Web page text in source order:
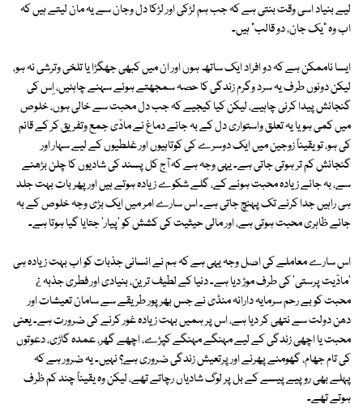
لیے بنیاد اسی وقت بنتی ہے کہ جب ہم لڑکی اور لڑکا دل وجان سے یہ مان لیتے ہیں کہ
اب وہ "یک جان، دو قالب" ہیں۔
ایسا ناممکن ہے کہ دو افراد ایک ساتھ ہوں اور ان میں کبھی جھگڑا یا تلخی وترشی نہ ہو،
لیکن دونوں طرف یہ سرد وگرم زندگی کا حصہ سمجھتے ہوئے سہنے چاہئیں، اِس کی
گنجائش پیدا کرنی چاہیے، لیکن کیا کیجیے کہ جب دل محبت سے خالی ہوں، خلوص
میں کمی ہو یا یہ تعلق واستواری دل کے بہ جائے دماغ نے مادّی جمع وتفریق کر کے قائم
کی ہو، تو یقیناً زوجین میں ایک دوسرے کی کوتاہیوں اور غلطیوں کے لیے سہار اور
گنجائش کم تر ہوتی جاتی ہے۔ یہی وجہ ہے کہ آج کل پسند کی شادیوں کا چلن بڑھنے
سے، بہ جائے زیادہ محبت ہونے کے، گلے شکوے زیادہ ہوتے ہیں اور پھر بات بہت جلد
ہی راہیں جدا کرنے تک پہنچ جاتی ہے۔ اس سارے امر میں ایک بڑی وجہ خلوص کے بہ
جائے ظاہری محبت ہوتی ہے، اور مالی حیثیت کی کشش کو 'پیار' جتایا گیا ہوتا ہے۔
اس سارے معاملے کی اصل وجہ یہی ہے کہ ہم نے انسانی جذبات کو اب بہت زیادہ ہی
'مادّیت پرستی' کی طرف موڑ دیا ہے۔ دنیا کے لطیف ترین، بنیادی اور فطری جذبہ ¿
محبت کو بے رحم سرمایہ دارانہ منڈی نے جس بھرپور طریقے سے سامان تعیشات اور
دھن دولت سے نتھی کر دیا ہے، اس پر ہمیں بہت زیادہ غور کرنے کی ضرورت ہے۔ یعنی
محبت یا اچھی زندگی کے لیے مہنگے مہنگے کپڑے، اچھے گھر، عمدہ گاڑی، دعوتوں
کی تام جھام، گھومنے پھرنے اور پرتعیش زندگی ضروری ہے؟ نہیں۔ یہ ضرور ہے کہ
پہلے بھی روپیے پیسے کے بل پر لوگ شادیاں رچاتے تھے، لیکن وہ یقیناً چند کم ظرف
ہوتے تھے۔